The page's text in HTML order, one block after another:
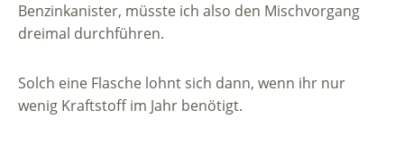
Benzinkanister, müsste ich also den Mischvorgang
dreimal durchführen.
Solch eine Flasche lohnt sich dann, wenn ihr nur
wenig Kraftstoff im Jahr benötigt.